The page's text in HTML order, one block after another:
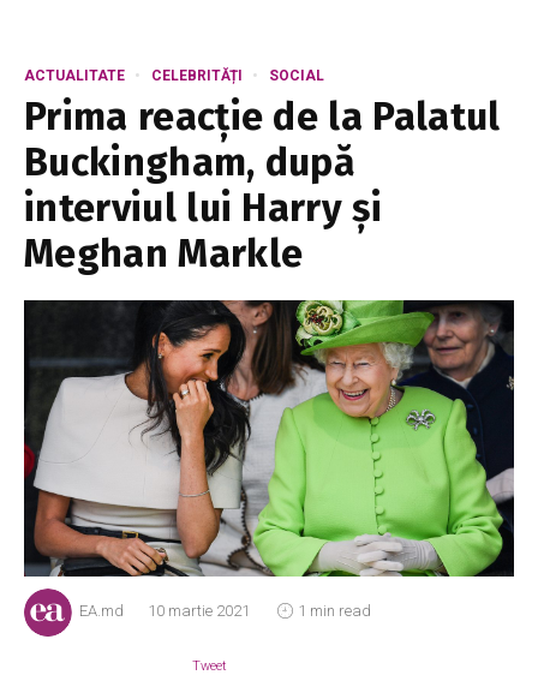
ACTUALITATE CELEBRITĂȚI SOCIAL
Prima reacție de la Palatul
Buckingham, după
interviul lui Harry și
Meghan Markle
EA.md 10 martie 2021 1 min read
Tweet